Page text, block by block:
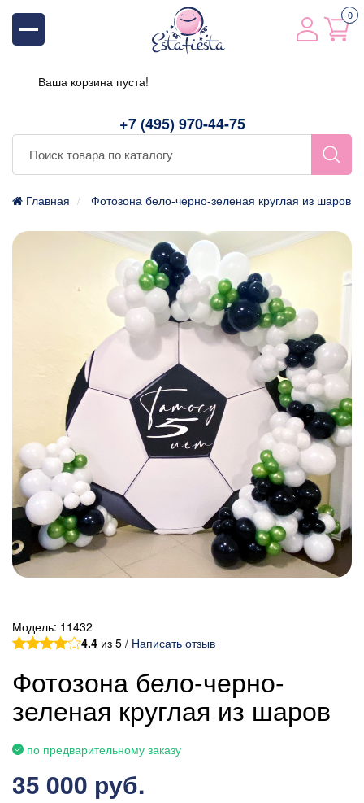
+7 (495) 970-44-75
0
Ваша корзина пуста!
Главная Фотозона бело-черно-зеленая круглая из шаров
Модель: 11432
4.4 из 5 / Написать отзыв
Фотозона бело-черно-
зеленая круглая из шаров
по предварительному заказу
35 000 руб.